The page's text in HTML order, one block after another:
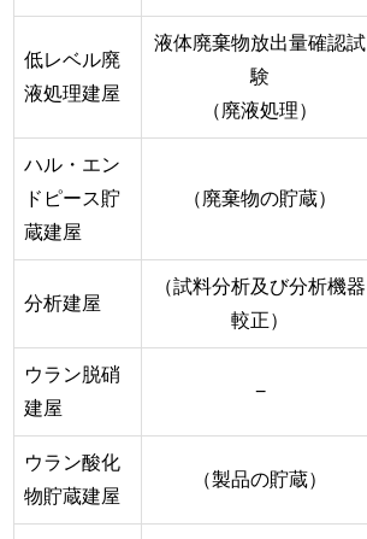
低レベル廃
液処理建屋
液体廃棄物放出量確認試
験
（廃液処理）
ハル・エン
ドピース貯
蔵建屋
（廃棄物の貯蔵）
分析建屋
（試料分析及び分析機器
較正）
ウラン脱硝
建屋
−
ウラン酸化
物貯蔵建屋
（製品の貯蔵）